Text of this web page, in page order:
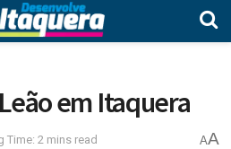
em Itaquera
Time: 2 mins read AA